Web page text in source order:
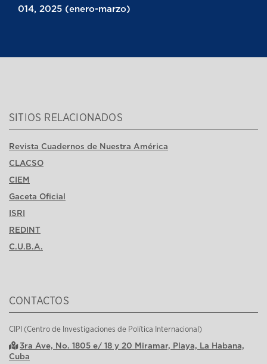
014, 2025 (enero-marzo)
SITIOS RELACIONADOS
Revista Cuadernos de Nuestra América
CLACSO
CIEM
Gaceta Oficial
ISRI
REDINT
C.U.B.A.
CONTACTOS
CIPI (Centro de Investigaciones de Política Internacional)
3ra Ave, No. 1805 e/ 18 y 20 Miramar, Playa, La Habana,
Cuba